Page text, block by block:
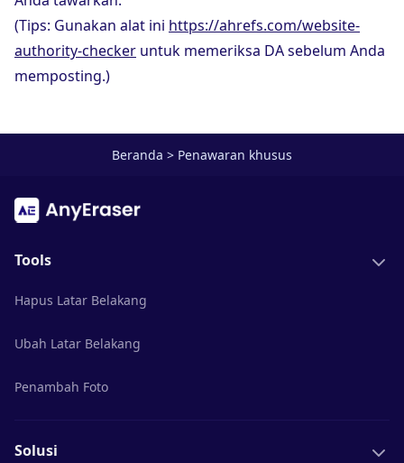
(Tips: Gunakan alat ini https://ahrefs.com/website-
authority-checker untuk memeriksa DA sebelum Anda
memposting.)
Beranda > Penawaran khusus
Tools
Hapus Latar Belakang
Ubah Latar Belakang
Penambah Foto
Solusi